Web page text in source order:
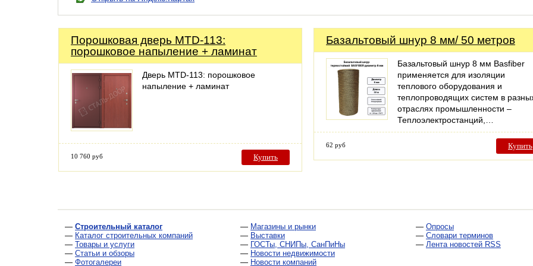
Порошковая дверь MTD-113:
порошковое напыление + ламинат
Дверь MTD-113: порошковое
напыление + ламинат
10 760 руб Купить
Базальтовый шнур 8 мм/ 50 метров
Базальтовый шнур 8 мм Basfiber
применяется для изоляции
теплового оборудования и
теплопроводящих систем в
отраслях промышленности –
Теплоэлектростанций,…
62 руб Купить
— Строительный каталог
— Каталог строительных компаний
— Товары и услуги
— Статьи и обзоры
— Фотогалереи
— Магазины и рынки
— Выставки
— ГОСТы, СНИПы, СанПиНы
— Новости недвижимости
— Новости компаний
— Опросы
— Словари терминов
— Лента новостей RSS